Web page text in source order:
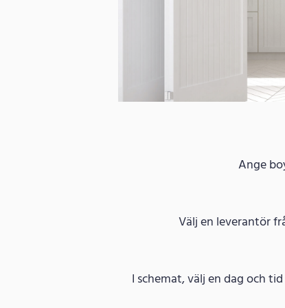
Ange
Välj en leverantör
I schemat, välj en dag och